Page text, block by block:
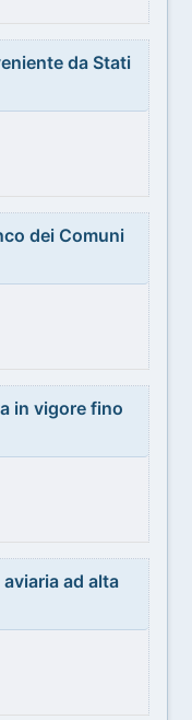
da Stati
dei Comuni
in vigore fino
ad alta